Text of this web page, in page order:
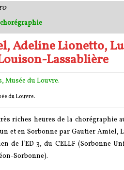
chorégraphie
Adeline Lionetto,
Lassablière
du Louvre.
riches heures de la chorégraphie
et en Sorbonne par Gautier
de l’ED 3, du CELLF (Sorbonne
Sorbonne).